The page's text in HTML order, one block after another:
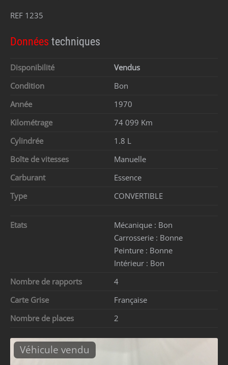
REF 1235
Données techniques
Disponibilité
Vendus
Condition
Bon
Année
1970
Kilométrage
74 099 Km
Cylindrée
1.8 L
Boîte de vitesses
Manuelle
Carburant
Essence
Type
CONVERTIBLE
Etats Mécanique : Bon
Carrosserie : Bonne
Peinture : Bonne
Intérieur : Bon
Nombre de rapports
4
Carte Grise
Française
Nombre de places
2
Véhicule vendu